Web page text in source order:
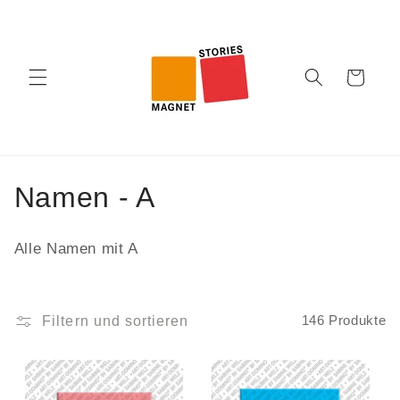
Warenkorb
K
o
Namen - A
Alle Namen mit A
Filtern und sortieren 146 Produkte